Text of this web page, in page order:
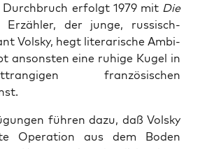
erfolgt 1979 mit Die
der jun­ge, rus­sisch­
Vol­sky, hegt lite­ra­ri­sche Ambi­
ansons­ten eine ruhi­ge Kugel in
fran­zö­si­schen
füh­ren dazu, daß Vol­sky
Ope­ra­ti­on aus dem Boden